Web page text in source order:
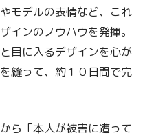
モデルの表情など、これ
インのノウハウを発揮。
目に入るデザインを心が
縫って、約１０日間で完
ら「本人が被害に遭って